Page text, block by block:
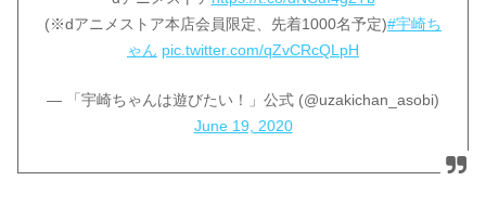
(※dアニメストア本店会員限定、先着1000名予定)#宇崎ち
ゃん pic.twitter.com/qZvCRcQLpH
— 「宇崎ちゃんは遊びたい！」公式 (@uzakichan_asobi)
June 19, 2020